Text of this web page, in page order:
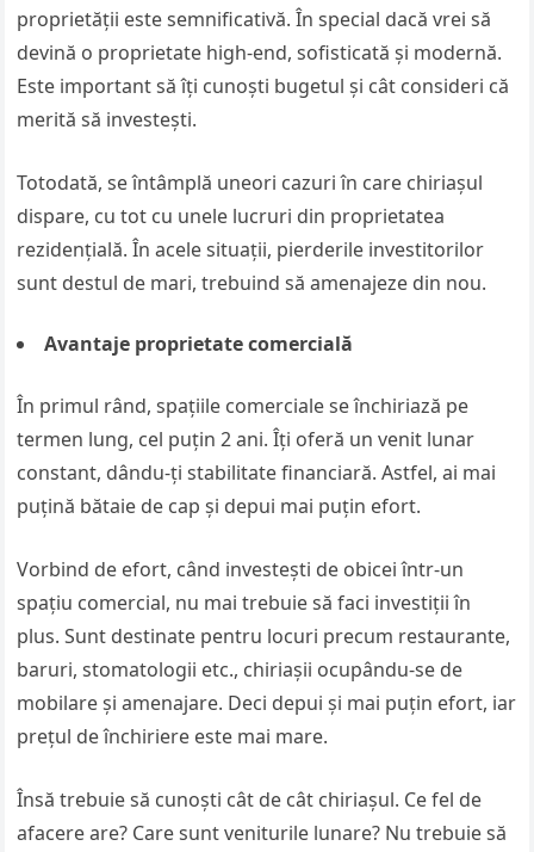
proprietății este semnificativă. În special dacă vrei să
devină o proprietate high-end, sofisticată și modernă.
Este important să îți cunoști bugetul și cât consideri că
merită să investești.
Totodată, se întâmplă uneori cazuri în care chiriașul
dispare, cu tot cu unele lucruri din proprietatea
rezidențială. În acele situații, pierderile investitorilor
sunt destul de mari, trebuind să amenajeze din nou.
Avantaje proprietate comercială
În primul rând, spațiile comerciale se închiriază pe
termen lung, cel puțin 2 ani. Îți oferă un venit lunar
constant, dându-ți stabilitate financiară. Astfel, ai mai
puțină bătaie de cap și depui mai puțin efort.
Vorbind de efort, când investești de obicei într-un
spațiu comercial, nu mai trebuie să faci investiții în
plus. Sunt destinate pentru locuri precum restaurante,
baruri, stomatologii etc., chiriașii ocupându-se de
mobilare și amenajare. Deci depui și mai puțin efort, iar
prețul de închiriere este mai mare.
Însă trebuie să cunoști cât de cât chiriașul. Ce fel de
afacere are? Care sunt veniturile lunare? Nu trebuie să